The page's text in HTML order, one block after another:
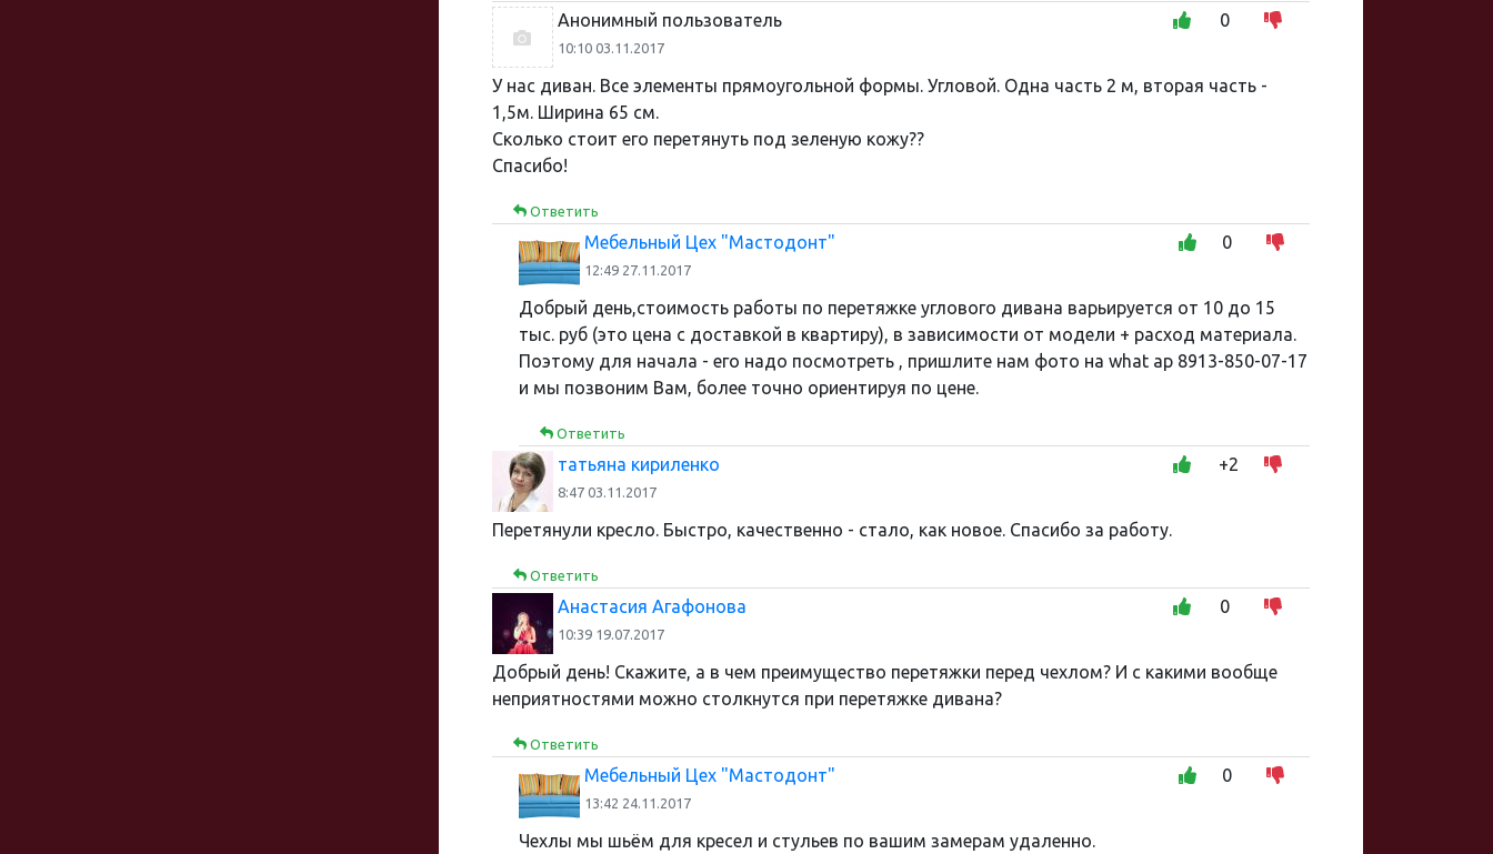
Анонимный пользователь
10:10 03.11.2017
0
У нас диван. Все элементы прямоугольной формы. Угловой. Одна часть 2 м, вторая часть -
1,5м. Ширина 65 см.
Сколько стоит его перетянуть под зеленую кожу??
Спасибо!
Ответить
Мебельный Цех "Мастодонт"
12:49 27.11.2017
0
Добрый день,стоимость работы по перетяжке углового дивана варьируется от 10 до 15
тыс. руб (это цена с доставкой в квартиру), в зависимости от модели + расход материала.
Поэтому для начала - его надо посмотреть , пришлите нам фото на what ap 8913-850-07-17
и мы позвоним Вам, более точно ориентируя по цене.
Ответить
татьяна кириленко
8:47 03.11.2017
+2
Перетянули кресло. Быстро, качественно - стало, как новое. Спасибо за работу.
Ответить
Анастасия Агафонова
10:39 19.07.2017
0
Добрый день! Скажите, а в чем преимущество перетяжки перед чехлом? И с какими вообще
неприятностями можно столкнутся при перетяжке дивана?
Ответить
Мебельный Цех "Мастодонт"
13:42 24.11.2017
0
Чехлы мы шьём для кресел и стульев по вашим замерам удаленно.